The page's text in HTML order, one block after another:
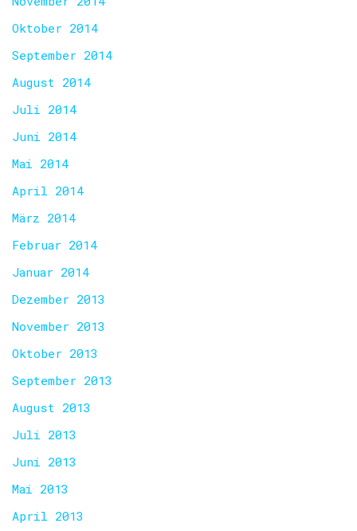
Oktober 2014
September 2014
August 2014
Juli 2014
Juni 2014
Mai 2014
April 2014
März 2014
Februar 2014
Januar 2014
Dezember 2013
November 2013
Oktober 2013
September 2013
August 2013
Juli 2013
Juni 2013
Mai 2013
April 2013